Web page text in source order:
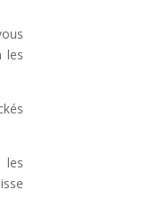
les
les